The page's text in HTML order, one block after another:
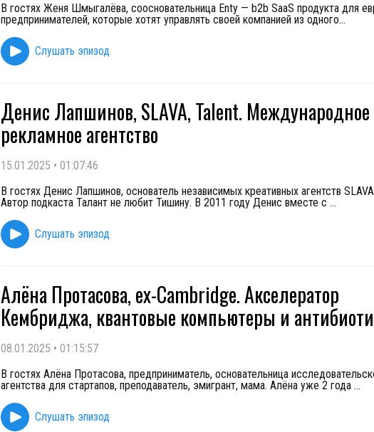
В гостях Женя Шмыгалёва, соосновательница Enty — b2b SaaS продукта для
предпринимателей, которые хотят управлять своей компанией из одного...
Слушать эпизод
Денис Лапшинов, SLAVA, Talent. Международное
рекламное агентство
15.01.2025 • 01:07:46
В гостях Денис Лапшинов, основатель независимых креативных агентств
Автор подкаста Талант не любит Тишину. В 2011 году Денис вместе с ...
Слушать эпизод
Алёна Протасова, ex-Cambridge. Акселератор
Кембриджа, квантовые компьютеры и
08.01.2025 • 01:15:57
В гостях Алёна Протасова, предприниматель, основательница
агентства для стартапов, преподаватель, эмигрант, мама. Алёна уже 2 года ...
Слушать эпизод